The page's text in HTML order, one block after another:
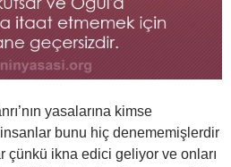
yasalarına kimse
bunu hiç denememişlerdir
çünkü ikna edici geliyor ve onları